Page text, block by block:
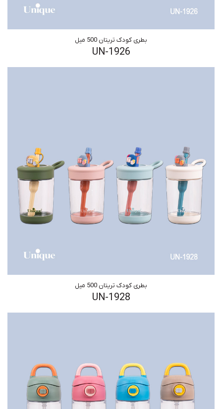
بطری کودک تریتان 500 میل
UN-1926
بطری کودک تریتان 500 میل
UN-1928